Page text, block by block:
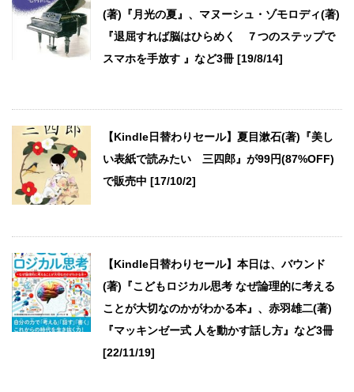
(著)『月光の夏』、マヌーシュ・ゾモロディ(著)
『退屈すれば脳はひらめく ７つのステップで
スマホを手放す 』など3冊 [19/8/14]
【Kindle日替わりセール】夏目漱石(著)『美し
い表紙で読みたい 三四郎』が99円(87%OFF)
で販売中 [17/10/2]
【Kindle日替わりセール】本日は、バウンド
(著)『こどもロジカル思考 なぜ論理的に考える
ことが大切なのかがわかる本』、赤羽雄二(著)
『マッキンゼー式 人を動かす話し方』など3冊
[22/11/19]